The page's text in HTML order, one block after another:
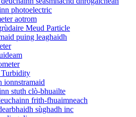
photoelectric
aotrom
Meud Particle
puing leaghaidh
ionnstramaid
stuth clò-bhuailte
frith-fhuaimneach
sùghadh inc